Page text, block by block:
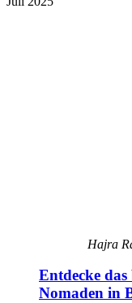
Hajra
Entdecke
Nomaden in